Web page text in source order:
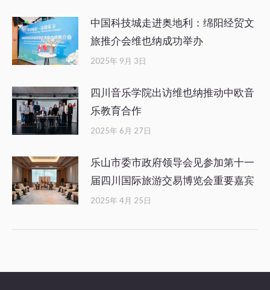
中国科技城走进奥地利：绵阳经贸文
旅推介会维也纳成功举办
2025年 9月 3日
四川音乐学院出访维也纳推动中欧音
乐教育合作
2025年 6月 27日
乐山市委市政府领导会见参加第十一
届四川国际旅游交易博览会重要嘉宾
2025年 4月 25日